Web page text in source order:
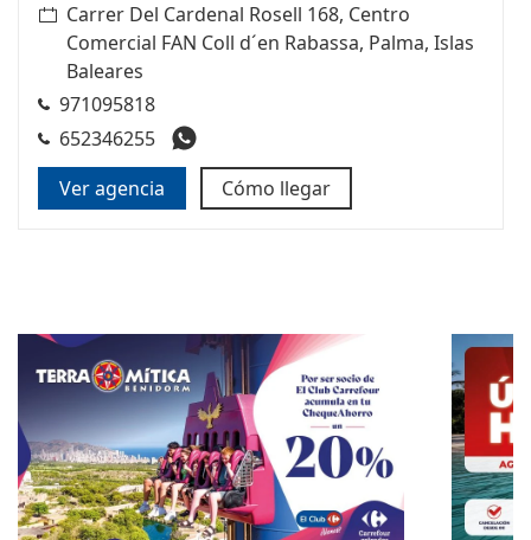
Carrer Del Cardenal Rosell 168, Centro
Comercial FAN Coll d´en Rabassa, Palma, Islas
Baleares
971095818
652346255
Ver agencia
Cómo llegar